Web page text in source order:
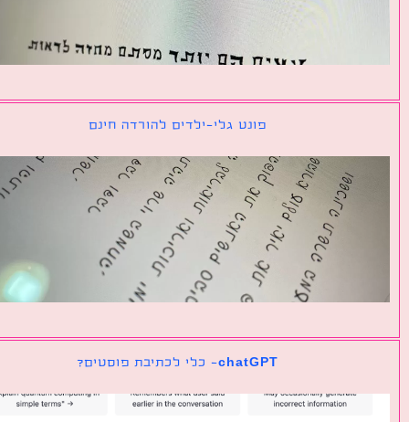
פונט גלי-ילדים להורדה חינם
chatGPT- כלי לכתיבת פוסטים?